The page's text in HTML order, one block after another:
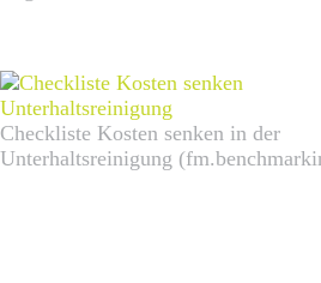
Checkliste Kosten senken in der
Unterhaltsreinigung